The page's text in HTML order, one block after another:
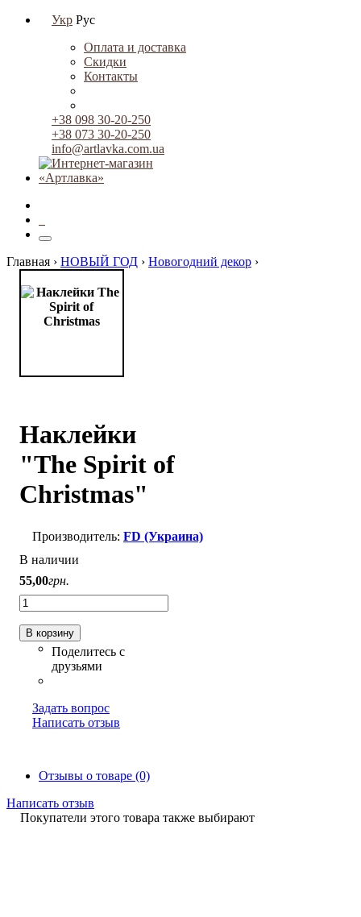
Укр Рус
Оплата и доставка
Скидки
Контакты
+38 098 30-20-250
+38 073 30-20-250
info@artlavka.com.ua
Главная › НОВЫЙ ГОД › Новогодний декор ›
Наклейки
"The Spirit of
Christmas"
FD (Украина)
В наличии
55,00грн.
В корзину
Задать вопрос
Написать отзыв
Отзывы о товаре (0)
Написать отзыв
Покупатели этого товара также выбирают